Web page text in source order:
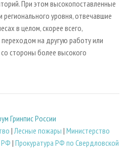
При этом высокопоставленные
уровня, отвечавшие
в целом, скорее всего,
на другую работу или
стороны более высокого
Гринпис России
|Лесные пожары | Министерство
| Прокуратура РФ по Свердловской